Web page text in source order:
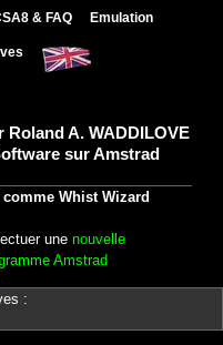
& FAQ Emulation
Roland A. WADDILOVE
sur Amstrad
Whist Wizard
une nouvelle
Amstrad
: